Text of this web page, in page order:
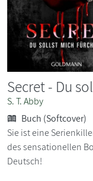
Secret - Du
S. T. Abby
Buch (Softcover)
Sie ist eine
des sensationellen
Deutsch!